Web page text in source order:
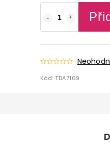
Kód: TDA7169